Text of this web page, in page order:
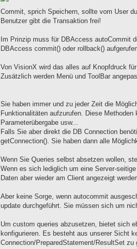
Commit, sprich Speichern, sollte vom User
Benutzer gibt die Transaktion frei!
Im Prinzip muss für DBAccess autoCommit
DBAccess commit() oder rollback()
Von VisionX wird das alles auf Knopfdruck
Zusätzlich werden Menü und ToolBar
Sie haben immer und zu jeder Zeit die
Funktionalitäten aufzurufen. Diese
Parameterübergabe usw...
Falls Sie aber direkt die DB Connection
getConnection(). Sie haben dann alle
Wenn Sie Queries selbst absetzen wollen,
Wenn es sich lediglich um eine Server-
Daten aber wieder am Client angezeigt
Aber keine Sorge, wenn autocommit
update durchgeführt. Sie müssen sich um
Um custom queries abzusetzen, bietet sich
konfigurieren. Es besteht aus unserer Sicht
Connection/PreparedStatement/ResultSet zu